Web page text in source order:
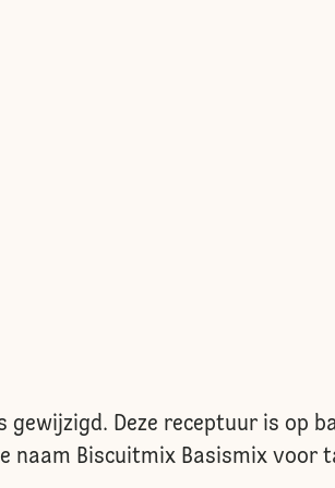
Deze receptuur is op
naam Biscuitmix Basismix voor